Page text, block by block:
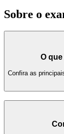
Sobre o
O
Confira as